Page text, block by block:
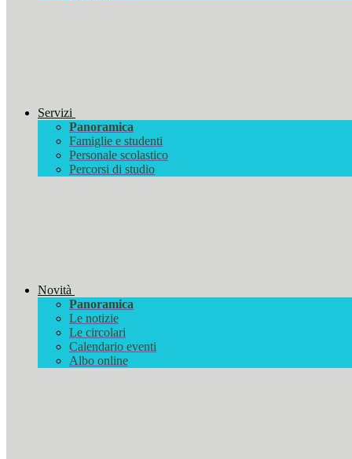
Servizi
Panoramica
Famiglie e studenti
Personale scolastico
Percorsi di studio
Novità
Panoramica
Le notizie
Le circolari
Calendario eventi
Albo online